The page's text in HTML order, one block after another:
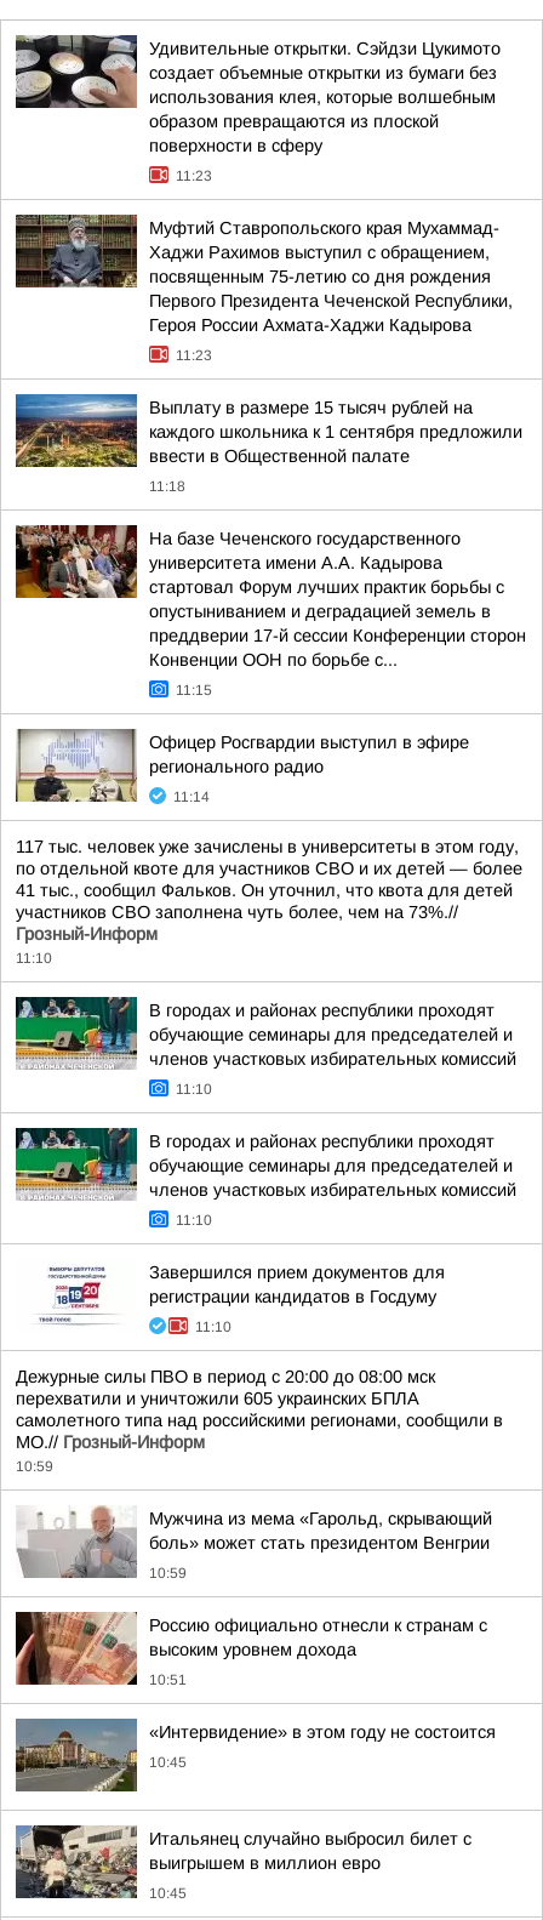
Удивительные открытки. Сэйдзи Цукимото
создает объемные открытки из бумаги без
использования клея, которые волшебным
образом превращаются из плоской
поверхности в сферу
11:23
Муфтий Ставропольского края Мухаммад-
Хаджи Рахимов выступил с обращением,
посвященным 75-летию со дня рождения
Первого Президента Чеченской Республики,
Героя России Ахмата-Хаджи Кадырова
11:23
Выплату в размере 15 тысяч рублей на
каждого школьника к 1 сентября предложили
ввести в Общественной палате
11:18
На базе Чеченского государственного
университета имени А.А. Кадырова
стартовал Форум лучших практик борьбы с
опустыниванием и деградацией земель в
преддверии 17-й сессии Конференции сторон
Конвенции ООН по борьбе с...
11:15
Офицер Росгвардии выступил в эфире
регионального радио
11:14
117 тыс. человек уже зачислены в университеты в этом году,
по отдельной квоте для участников СВО и их детей — более
41 тыс., сообщил Фальков. Он уточнил, что квота для детей
участников СВО заполнена чуть более, чем на 73%.//
Грозный-Информ
11:10
В городах и районах республики проходят
обучающие семинары для председателей и
членов участковых избирательных комиссий
11:10
В городах и районах республики проходят
обучающие семинары для председателей и
членов участковых избирательных комиссий
11:10
Завершился прием документов для
регистрации кандидатов в Госдуму
11:10
Дежурные силы ПВО в период с 20:00 до 08:00 мск
перехватили и уничтожили 605 украинских БПЛА
самолетного типа над российскими регионами, сообщили в
МО.// Грозный-Информ
10:59
Мужчина из мема «Гарольд, скрывающий
боль» может стать президентом Венгрии
10:59
Россию официально отнесли к странам с
высоким уровнем дохода
10:51
«Интервидение» в этом году не состоится
10:45
Итальянец случайно выбросил билет с
выигрышем в миллион евро
10:45